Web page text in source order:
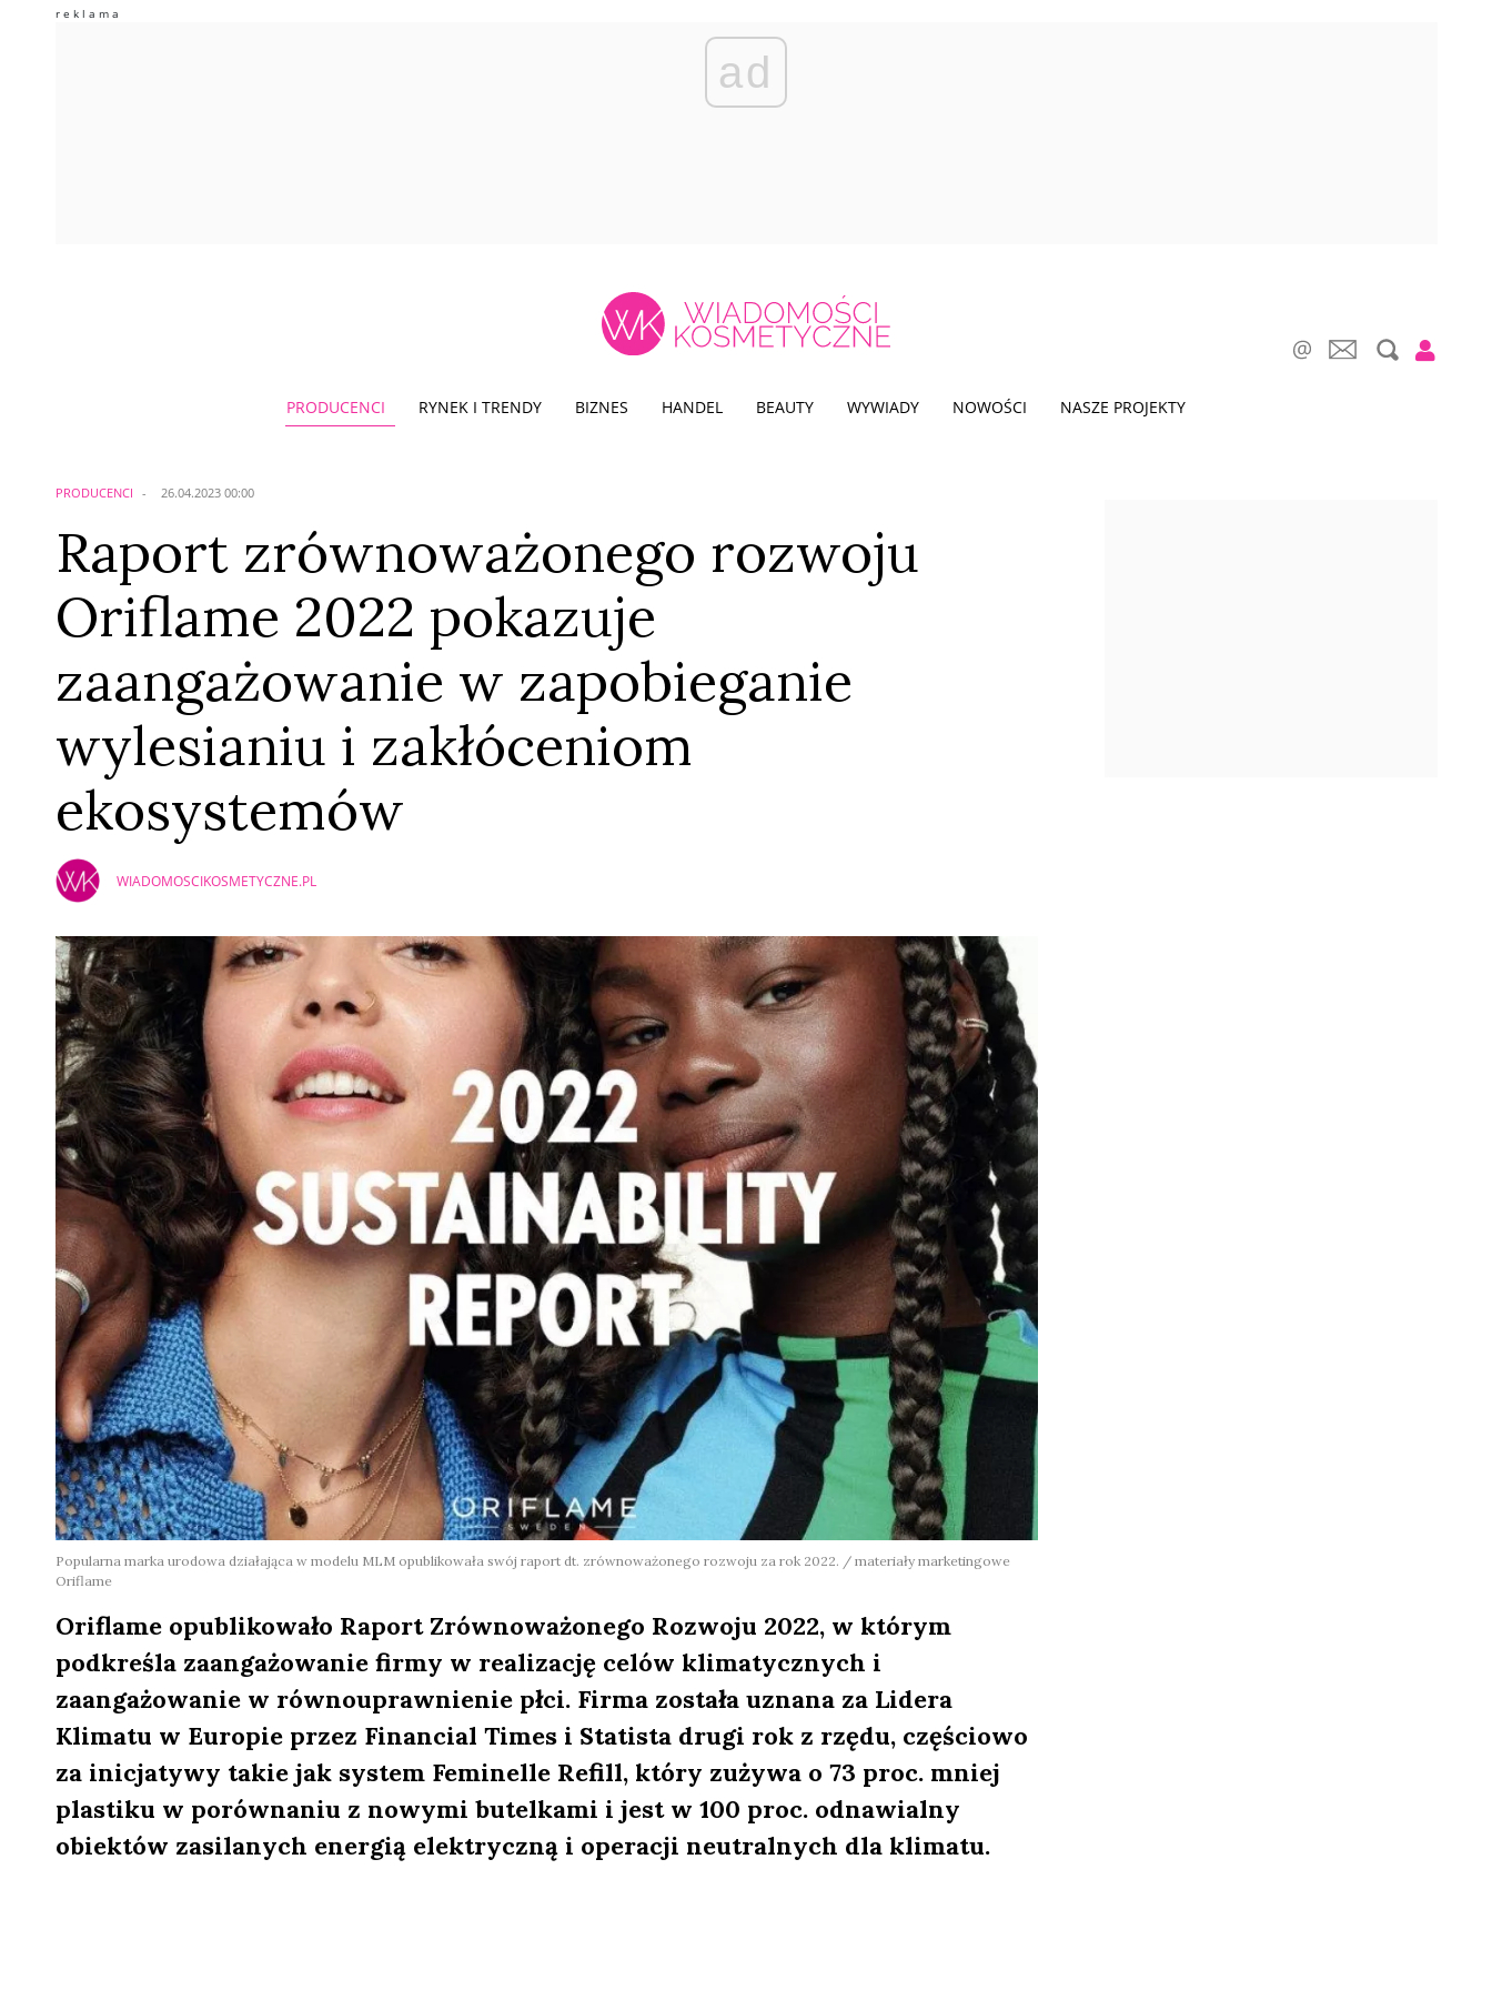
ad
PRODUCENCI RYNEK I TRENDY BIZNES HANDEL BEAUTY WYWIADY NOWOŚCI NASZE PROJEKTY
PRODUCENCI 26.04.2023 00:00
Raport zrównoważonego rozwoju
Oriflame 2022 pokazuje
zaangażowanie w zapobieganie
wylesianiu i zakłóceniom
ekosystemów
WIADOMOSCIKOSMETYCZNE.PL
Popularna marka urodowa działająca w modelu MLM opublikowała swój raport dt. zrównoważonego rozwoju za rok 2022. / materiały marketingowe
Oriflame
Oriflame opublikowało Raport Zrównoważonego Rozwoju 2022, w którym
podkreśla zaangażowanie firmy w realizację celów klimatycznych i
zaangażowanie w równouprawnienie płci. Firma została uznana za Lidera
Klimatu w Europie przez Financial Times i Statista drugi rok z rzędu, częściowo
za inicjatywy takie jak system Feminelle Refill, który zużywa o 73 proc. mniej
plastiku w porównaniu z nowymi butelkami i jest w 100 proc. odnawialny
obiektów zasilanych energią elektryczną i operacji neutralnych dla klimatu.